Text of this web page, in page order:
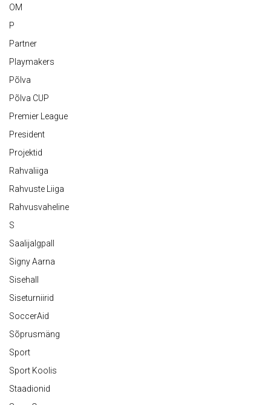
OM
P
Partner
Playmakers
Põlva
Põlva CUP
Premier League
President
Projektid
Rahvaliiga
Rahvuste Liiga
Rahvusvaheline
S
Saalijalgpall
Signy Aarna
Sisehall
Siseturniirid
SoccerAid
Sõprusmäng
Sport
Sport Koolis
Staadionid